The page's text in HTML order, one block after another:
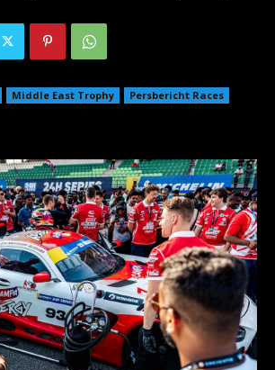
Middle East Trophy
Persbericht Races